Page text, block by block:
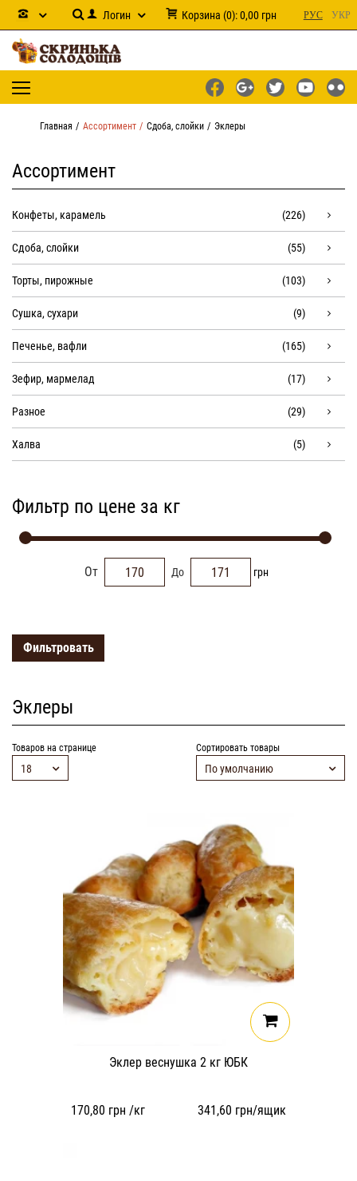
Логин Корзина (0):0,00 грн РУС УКР
Главная Ассортимент Сдоба, слойки Эклеры
Ассортимент
Конфеты, карамель (226)
Сдоба, слойки (55)
Торты, пирожные (103)
Сушка, сухари (9)
Печенье, вафли (165)
Зефир, мармелад (17)
Разное (29)
Халва (5)
Фильтр по цене за кг
От До грн
Фильтровать
Эклеры
Товаров на странице
18
Сортировать товары
По умолчанию
Эклер веснушка 2 кг ЮБК
170,80 грн /кг 341,60 грн/ящик